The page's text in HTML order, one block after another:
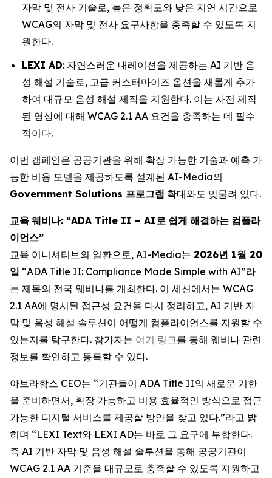
자막 및 전사 기술로, 높은 정확도와 낮은 지연 시간으로
WCAG의 자막 및 전사 요구사항을 충족할 수 있도록 지
원한다.
LEXI AD: 자연스러운 내레이션을 제공하는 AI 기반 음
성 해설 기술로, 고급 커스터마이즈 옵션을 새롭게 추가
하여 대규모 음성 해설 제작을 지원한다. 이는 사전 제작
된 영상에 대해 WCAG 2.1 AA 요건을 충족하는 데 필수
적이다.
이번 캠페인은 공공기관을 위해 확장 가능한 기술과 예측 가
능한 비용 모델을 제공하도록 설계된 AI-Media의
Government Solutions 프로그램 확대와도 맞물려 있다.
교육 웨비나: “ADA Title II – AI로 쉽게 해결하는 컴플라
이언스”
교육 이니셔티브의 일환으로, AI-Media는 2026년 1월 20
일 “ADA Title II: Compliance Made Simple with AI”라
는 제목의 전국 웨비나를 개최한다. 이 세션에서는 WCAG
2.1 AA에 명시된 접근성 요건을 다시 정리하고, AI 기반 자
막 및 음성 해설 솔루션이 어떻게 컴플라이언스를 지원할 수
있는지를 탐구한다. 참가자는 여기 링크를 통해 웨비나 관련
정보를 확인하고 등록할 수 있다.
아브라함스 CEO는 “기관들이 ADA Title II의 새로운 기한
을 준비하면서, 확장 가능하고 비용 효율적인 방식으로 접근
가능한 디지털 서비스를 제공할 방안을 찾고 있다.”라고 밝
히며 “LEXI Text와 LEXI AD는 바로 그 요구에 부합한다.
즉 AI 기반 자막 및 음성 해설 솔루션을 통해 공공기관이
WCAG 2.1 AA 기준을 대규모로 충족할 수 있도록 지원하고